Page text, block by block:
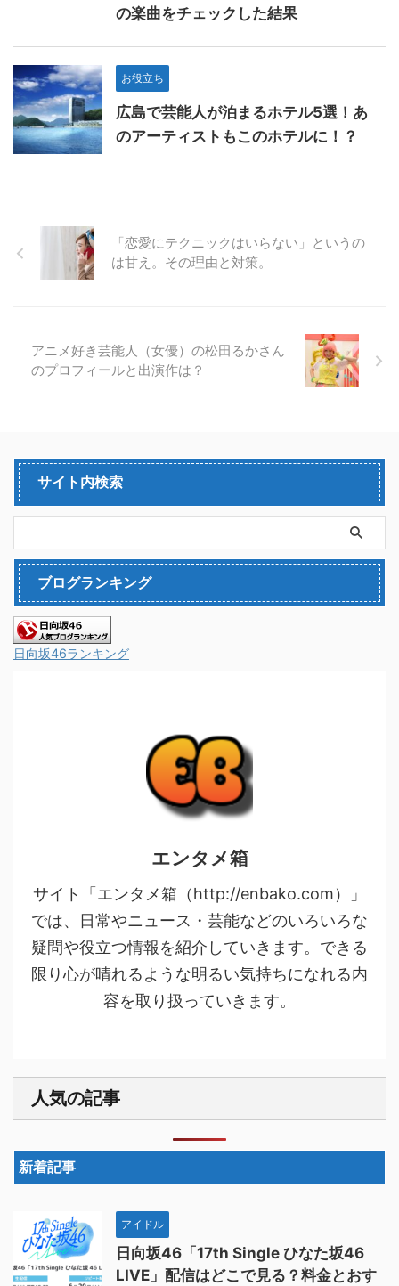
の楽曲をチェックした結果
お役立ち
広島で芸能人が泊まるホテル5選！あ
のアーティストもこのホテルに！？
「恋愛にテクニックはいらない」というの
は甘え。その理由と対策。
アニメ好き芸能人（女優）の松田るかさん
のプロフィールと出演作は？
サイト内検索
ブログランキング
日向坂46ランキング
エンタメ箱
サイト「エンタメ箱（http://enbako.com）」
では、日常やニュース・芸能などのいろいろな
疑問や役立つ情報を紹介していきます。できる
限り心が晴れるような明るい気持ちになれる内
容を取り扱っていきます。
人気の記事
新着記事
アイドル
日向坂46「17th Single ひなた坂46
LIVE」配信はどこで見る？料金とおす